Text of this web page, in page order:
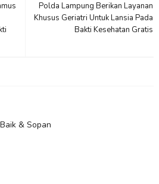
Polda Lampung Berikan Layanan
Khusus Geriatri Untuk Lansia Pada
Bakti Kesehatan Gratis
& Sopan